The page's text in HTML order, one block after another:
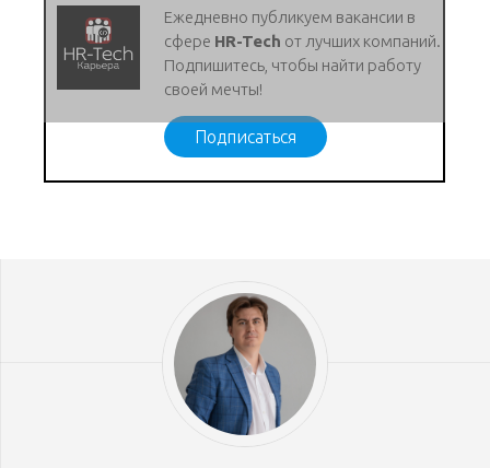
Ежедневно публикуем вакансии в
сфере HR-Tech от лучших компаний.
Подпишитесь, чтобы найти работу
своей мечты!
Подписаться